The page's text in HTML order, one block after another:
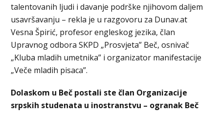
talentovanih ljudi i davanje podrške njihovom daljem
usavršavanju – rekla je u razgovoru za Dunav.at
Vesna Špirić, profesor engleskog jezika, član
Upravnog odbora SKPD „Prosvjeta” Beč, osnivač
„Kluba mladih umetnika” i organizator manifestacije
„Veče mladih pisaca”.
Dolaskom u Beč postali ste član Organizacije
srpskih studenata u inostranstvu – ogranak Beč